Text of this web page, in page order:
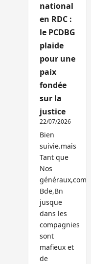
national
en RDC :
le PCDBG
plaide
pour une
paix
fondée
sur la
justice
22/07/2026
Bien
suivie.mais
Tant que
Nos
généraux,com
Bde,Bn
jusque
dans les
compagnies
sont
mafieux et
de